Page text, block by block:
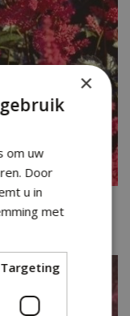
×
om uw
Door
u in
met
Targeting